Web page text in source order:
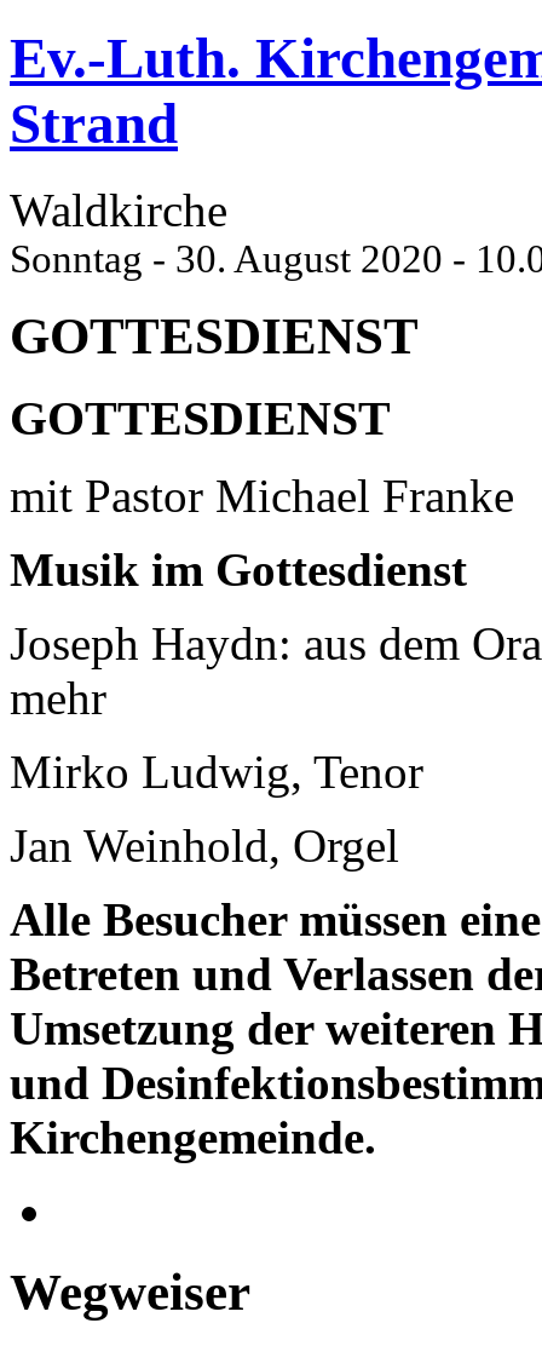
Ev.-Luth.
Strand
Waldkirche
Sonntag - 30. August 2020 -
GOTTESDIENST
GOTTESDIENST
mit Pastor Michael Franke
Musik im Gottesdienst
Joseph Haydn: aus dem
mehr
Mirko Ludwig, Tenor
Jan Weinhold, Orgel
Alle Besucher müssen
Betreten und Verlassen
Umsetzung der weiteren
und
Kirchengemeinde.
Wegweiser